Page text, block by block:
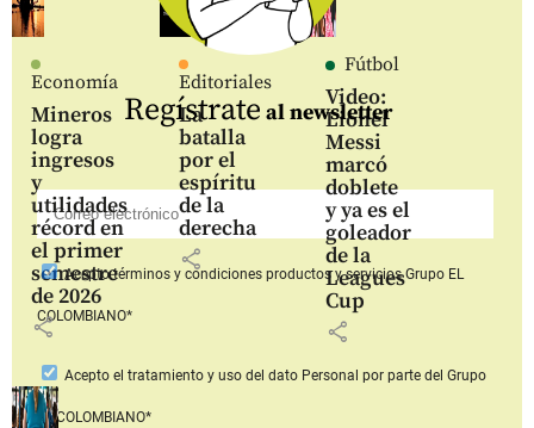
Economía
Mineros
logra
ingresos
y
utilidades
récord en
el primer
semestre
de 2026
share
Editoriales
La
batalla
por el
espíritu
de la
derecha
share
Fútbol
Video:
Lionel
Messi
marcó
doblete
y ya es el
goleador
de la
Leagues
Cup
share
Regístrate al newsletter
Aceptotérminos y condiciones productos y serviciosGrupo EL
COLOMBIANO*
Acepto el tratamiento y uso del dato Personal por parte del Grupo
EL COLOMBIANO*